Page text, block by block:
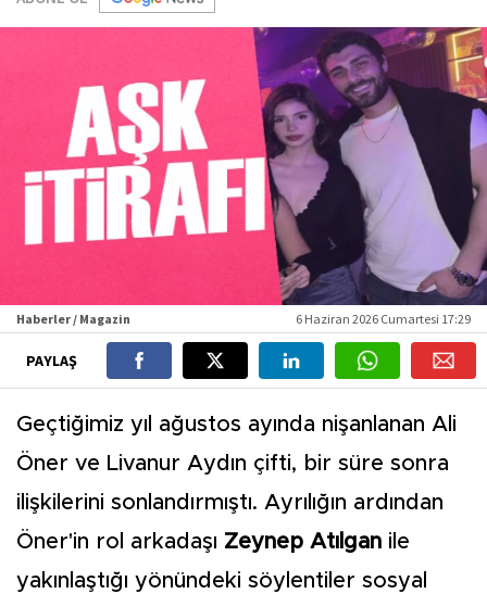
Haberler / Magazin 6 Haziran 2026 Cumartesi 17:29
PAYLAŞ
Geçtiğimiz yıl ağustos ayında nişanlanan Ali
Öner ve Livanur Aydın çifti, bir süre sonra
ilişkilerini sonlandırmıştı. Ayrılığın ardından
Öner'in rol arkadaşı Zeynep Atılgan ile
yakınlaştığı yönündeki söylentiler sosyal